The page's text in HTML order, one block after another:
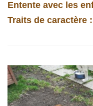
Entente avec les
Traits de caractère :